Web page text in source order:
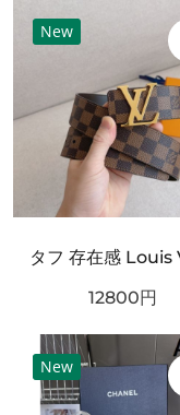
New
12800円
New